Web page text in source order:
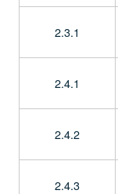
2.3.1
2.4.1
2.4.2
2.4.3